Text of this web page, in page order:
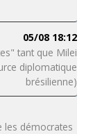
05/08 18:12
tant que Milei
diplomatique
brésilienne)
les démocrates